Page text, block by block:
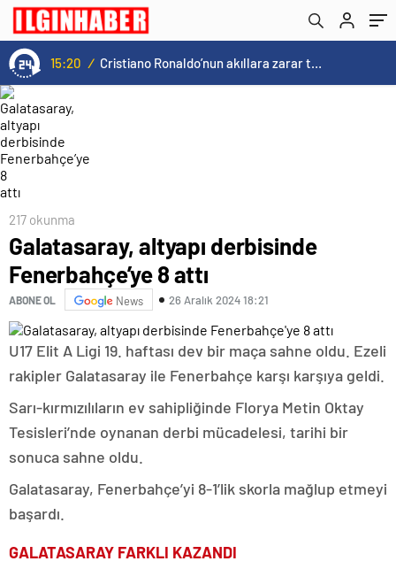
15:20 / Cristiano Ronaldo’nun akıllara zarar tüm kariyerinin istatistiğini çıkardık !
217 okunma
Galatasaray, altyapı derbisinde
Fenerbahçe’ye 8 attı
ABONE OL News 26 Aralık 2024 18:21
U17 Elit A Ligi 19. haftası dev bir maça sahne oldu. Ezeli
rakipler Galatasaray ile Fenerbahçe karşı karşıya geldi.
Sarı-kırmızılıların ev sahipliğinde Florya Metin Oktay
Tesisleri’nde oynanan derbi mücadelesi, tarihi bir
sonuca sahne oldu.
Galatasaray, Fenerbahçe’yi 8-1’lik skorla mağlup etmeyi
başardı.
GALATASARAY FARKLI KAZANDI